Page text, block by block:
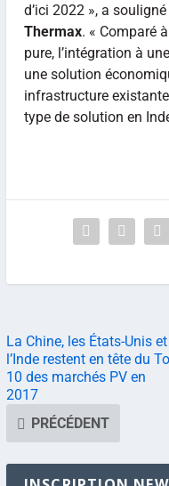
d’ici 2022 », a
Thermax. « Comparé
pure, l’intégration à
une solution
infrastructure
type de solution en
La Chine, les États-Unis et
l’Inde restent en tête du
10 des marchés PV en
2017
PRÉCÉDENT